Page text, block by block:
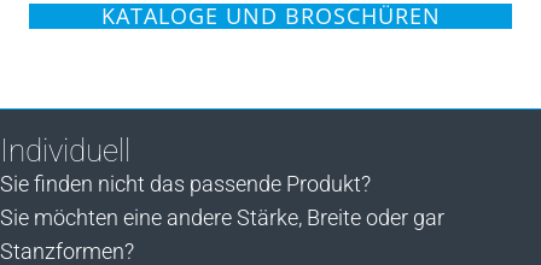
KATALOGE UND BROSCHÜREN
Individuell
Sie finden nicht das passende Produkt?
Sie möchten eine andere Stärke, Breite oder gar
Stanzformen?